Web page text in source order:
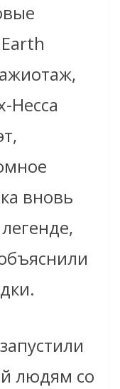
Несса
вновь
людям со